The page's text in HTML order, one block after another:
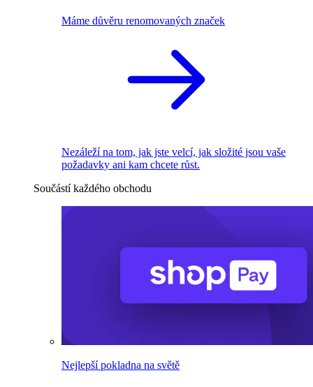
Máme důvěru renomovaných značek
Nezáleží na tom, jak jste velcí, jak složité jsou vaše
požadavky ani kam chcete růst.
Součástí každého obchodu
Nejlepší pokladna na světě